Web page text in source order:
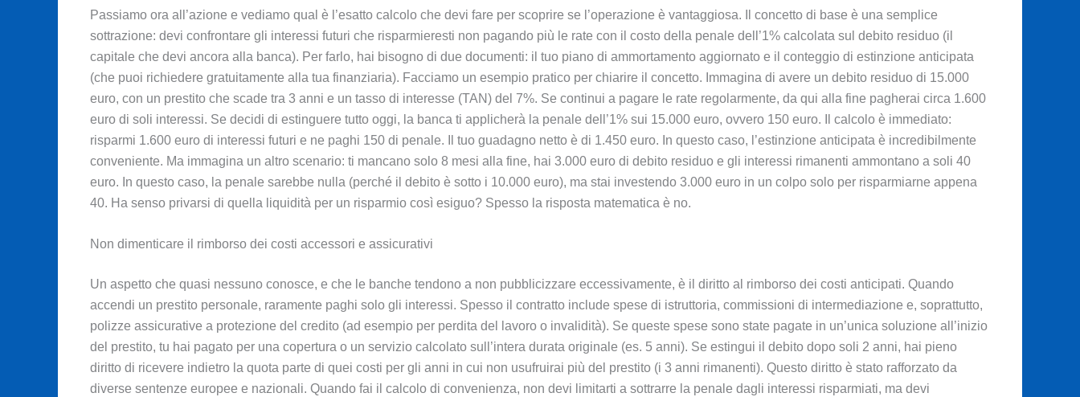
Passiamo ora all’azione e vediamo qual è l’esatto calcolo che devi fare per scoprire se l’operazione è vantaggiosa. Il concetto di base è una semplice
sottrazione: devi confrontare gli interessi futuri che risparmieresti non pagando più le rate con il costo della penale dell’1% calcolata sul debito residuo (il
capitale che devi ancora alla banca). Per farlo, hai bisogno di due documenti: il tuo piano di ammortamento aggiornato e il conteggio di estinzione anticipata
(che puoi richiedere gratuitamente alla tua finanziaria). Facciamo un esempio pratico per chiarire il concetto. Immagina di avere un debito residuo di 15.000
euro, con un prestito che scade tra 3 anni e un tasso di interesse (TAN) del 7%. Se continui a pagare le rate regolarmente, da qui alla fine pagherai circa 1.600
euro di soli interessi. Se decidi di estinguere tutto oggi, la banca ti applicherà la penale dell’1% sui 15.000 euro, ovvero 150 euro. Il calcolo è immediato:
risparmi 1.600 euro di interessi futuri e ne paghi 150 di penale. Il tuo guadagno netto è di 1.450 euro. In questo caso, l’estinzione anticipata è incredibilmente
conveniente. Ma immagina un altro scenario: ti mancano solo 8 mesi alla fine, hai 3.000 euro di debito residuo e gli interessi rimanenti ammontano a soli 40
euro. In questo caso, la penale sarebbe nulla (perché il debito è sotto i 10.000 euro), ma stai investendo 3.000 euro in un colpo solo per risparmiarne appena
40. Ha senso privarsi di quella liquidità per un risparmio così esiguo? Spesso la risposta matematica è no.
Non dimenticare il rimborso dei costi accessori e assicurativi
Un aspetto che quasi nessuno conosce, e che le banche tendono a non pubblicizzare eccessivamente, è il diritto al rimborso dei costi anticipati. Quando
accendi un prestito personale, raramente paghi solo gli interessi. Spesso il contratto include spese di istruttoria, commissioni di intermediazione e, soprattutto,
polizze assicurative a protezione del credito (ad esempio per perdita del lavoro o invalidità). Se queste spese sono state pagate in un’unica soluzione all’inizio
del prestito, tu hai pagato per una copertura o un servizio calcolato sull’intera durata originale (es. 5 anni). Se estingui il debito dopo soli 2 anni, hai pieno
diritto di ricevere indietro la quota parte di quei costi per gli anni in cui non usufruirai più del prestito (i 3 anni rimanenti). Questo diritto è stato rafforzato da
diverse sentenze europee e nazionali. Quando fai il calcolo di convenienza, non devi limitarti a sottrarre la penale dagli interessi risparmiati, ma devi